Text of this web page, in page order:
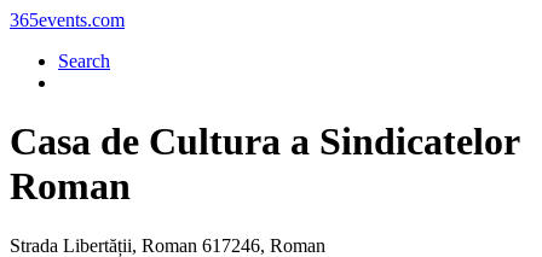
365events.com
Search
Casa de Cultura a Sindicatelor
Roman
Strada Libertății, Roman 617246, Roman